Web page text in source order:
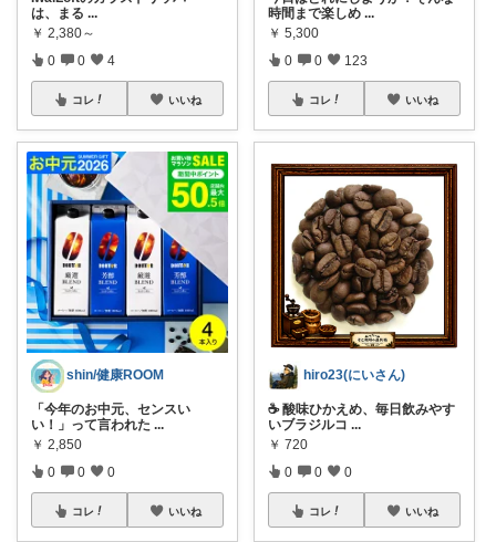
は、まる ...
￥ 2,380～
0 0 4
コレ いいね
shin/健康ROOM
「今年のお中元、センスい
い！」って言われた ...
￥ 2,850
0 0 0
コレ いいね
時間まで楽しめ ...
￥ 5,300
0 0 123
コレ いいね
hiro23(にいさん)
☕ 酸味ひかえめ、毎日飲みやす
いブラジルコ ...
￥ 720
0 0 0
コレ いいね